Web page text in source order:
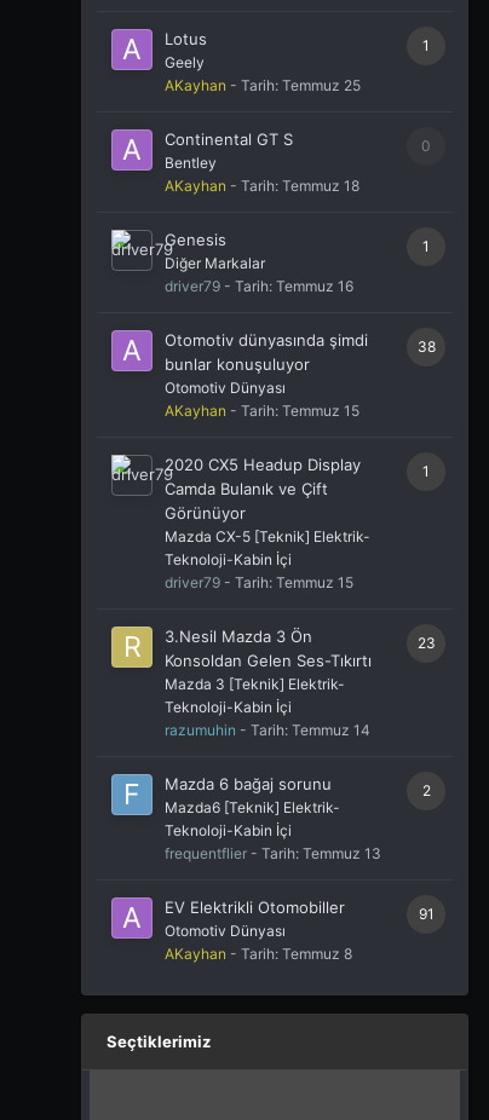
1
Lotus
Geely
AKayhan - Tarih: Temmuz 25
0
Continental GT S
Bentley
AKayhan - Tarih: Temmuz 18
1
Genesis
Diğer Markalar
driver79 - Tarih: Temmuz 16
38
Otomotiv dünyasında şimdi
bunlar konuşuluyor
Otomotiv Dünyası
AKayhan - Tarih: Temmuz 15
1
2020 CX5 Headup Display
Camda Bulanık ve Çift
Görünüyor
Mazda CX-5 [Teknik] Elektrik-
Teknoloji-Kabin İçi
driver79 - Tarih: Temmuz 15
23
3.Nesil Mazda 3 Ön
Konsoldan Gelen Ses-Tıkırtı
Mazda 3 [Teknik] Elektrik-
Teknoloji-Kabin İçi
razumuhin - Tarih: Temmuz 14
2
Mazda 6 bağaj sorunu
Mazda6 [Teknik] Elektrik-
Teknoloji-Kabin İçi
frequentflier - Tarih: Temmuz 13
91
EV Elektrikli Otomobiller
Otomotiv Dünyası
AKayhan - Tarih: Temmuz 8
Seçtiklerimiz